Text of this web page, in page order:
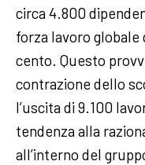
circa 4.800
forza lavoro globale
cento. Questo
contrazione dello
l’uscita di 9.100
tendenza alla
all’interno del